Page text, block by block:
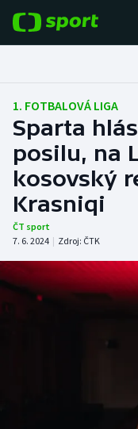
Fotbal
Hokej
Tenis
Atletika
DALŠÍ SPORTY
1. FOTBALOVÁ LIGA
Sparta
posilu, na
kosovský
Krasniqi
ČT sport
7. 6. 2024 | Zdroj: ČTK